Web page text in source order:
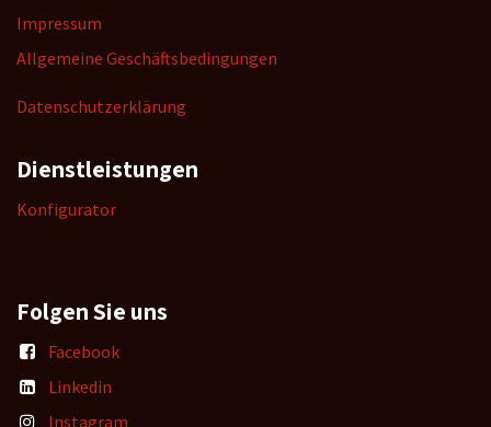
Impressum
Allgemeine Geschäftsbedingungen
Datenschutzerklärung
Dienstleistungen
Konfigurator
Folgen Sie uns
Facebook
Linkedin
Instagram